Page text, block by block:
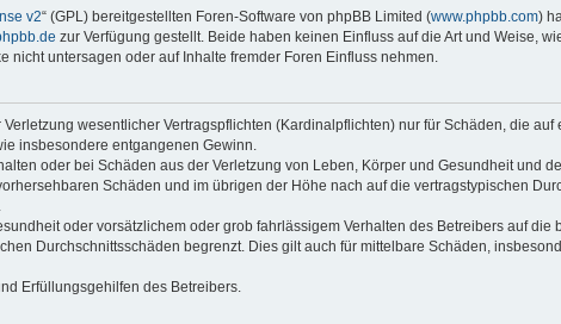
v2“ (GPL) bereitgestellten Foren-Software von phpBB Limited (www.phpbb.com)
zur Verfügung gestellt. Beide haben keinen Einfluss auf die Art und Weise,
untersagen oder auf Inhalte fremder Foren Einfluss nehmen.
wesentlicher Vertragspflichten (Kardinalpflichten) nur für Schäden, die auf
insbesondere entgangenen Gewinn.
oder bei Schäden aus der Verletzung von Leben, Körper und Gesundheit und
Schäden und im übrigen der Höhe nach auf die vertragstypischen
oder vorsätzlichem oder grob fahrlässigem Verhalten des Betreibers auf die
Durchschnittsschäden begrenzt. Dies gilt auch für mittelbare Schäden,
Erfüllungsgehilfen des Betreibers.